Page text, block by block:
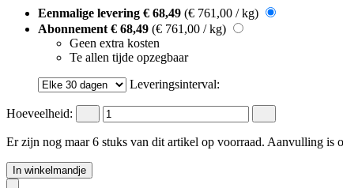
Eenmalige levering € 68,49 (€ 761,00 / kg)
Abonnement € 68,49 (€ 761,00 / kg)
Geen extra kosten
Te allen tijde opzegbaar
Leveringsinterval:
Hoeveelheid:
Er zijn nog maar 6 stuks van dit artikel op voorraad. Aanvulling is
In winkelmandje